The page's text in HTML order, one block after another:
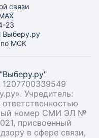
связи
23
МСК
Учредитель:
номер СМИ ЭЛ №
присвоенный
в сфере связи,